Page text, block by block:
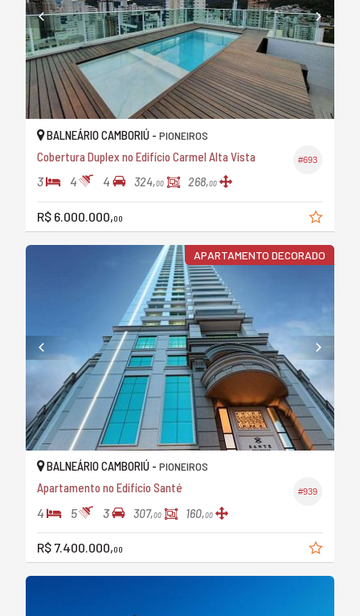
#693
BALNEÁRIO CAMBORIÚ - PIONEIROS
Cobertura Duplex no Edifício Carmel Alta Vista
3 4 4 324,00 268,00
R$ 6.000.000,00
APARTAMENTO DECORADO
#939
BALNEÁRIO CAMBORIÚ - PIONEIROS
Apartamento no Edifício Santé
4 5 3 307,00 160,00
R$ 7.400.000,00